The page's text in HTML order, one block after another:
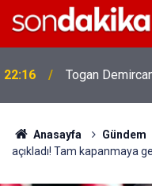
22:16 Togan
Anasayfa Gündem
açıkladı! Tam kapanmaya